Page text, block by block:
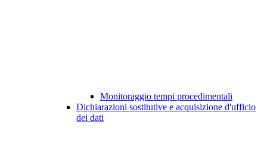
Monitoraggio tempi procedimentali
Dichiarazioni sostitutive e acquisizione d'ufficio
dei dati